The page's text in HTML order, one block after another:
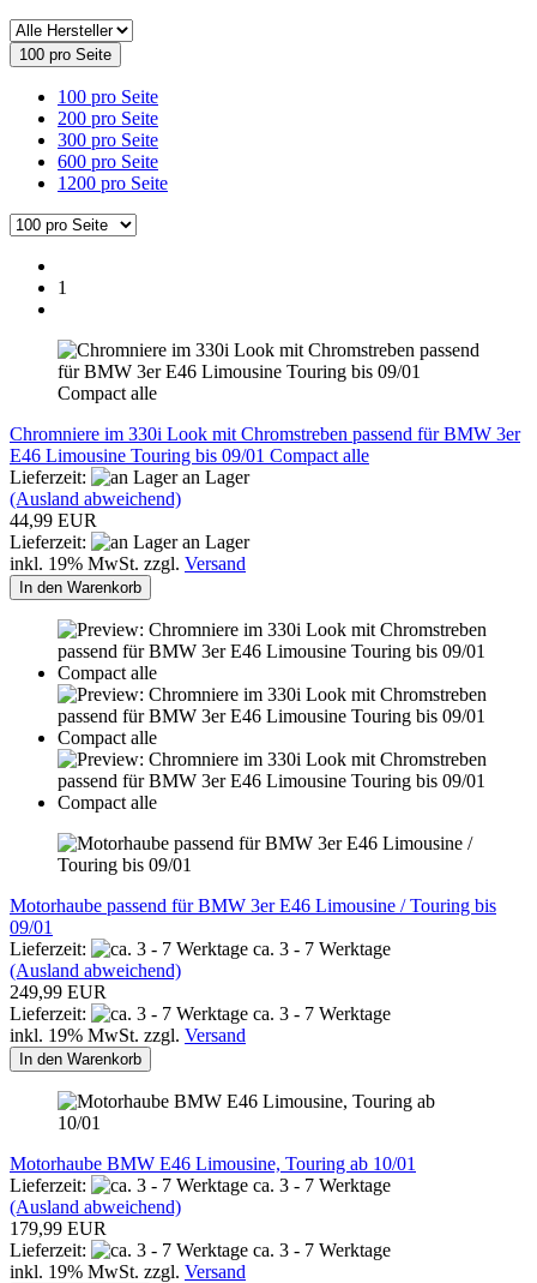
100 pro Seite
100 pro Seite
200 pro Seite
300 pro Seite
600 pro Seite
1200 pro Seite
1
Chromniere im 330i Look mit Chromstreben passend für BMW 3er
E46 Limousine Touring bis 09/01 Compact alle
Lieferzeit:
an Lager
(Ausland abweichend)
44,99 EUR
Lieferzeit:
an Lager
inkl. 19% MwSt. zzgl. Versand
In den Warenkorb
Motorhaube passend für BMW 3er E46 Limousine / Touring bis
09/01
Lieferzeit:
ca. 3 - 7 Werktage
(Ausland abweichend)
249,99 EUR
Lieferzeit:
ca. 3 - 7 Werktage
inkl. 19% MwSt. zzgl. Versand
In den Warenkorb
Motorhaube BMW E46 Limousine, Touring ab 10/01
Lieferzeit:
ca. 3 - 7 Werktage
(Ausland abweichend)
179,99 EUR
Lieferzeit:
ca. 3 - 7 Werktage
inkl. 19% MwSt. zzgl. Versand